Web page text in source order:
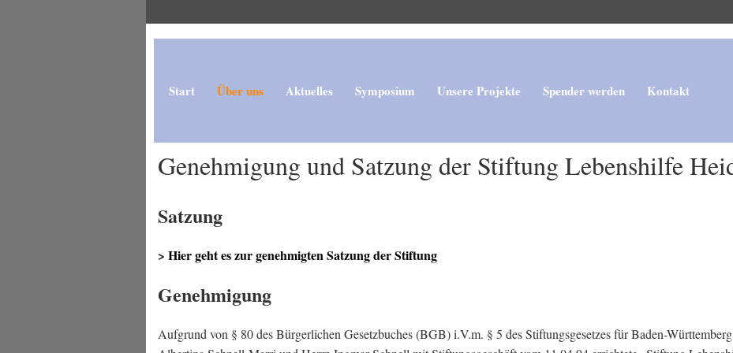
Start Über uns Aktuelles Symposium Unsere Projekte Spender werden Kontakt
Genehmigung und Satzung der Stiftung Lebenshilfe
Satzung
> Hier geht es zur genehmigten Satzung der Stiftung
Genehmigung
Aufgrund von § 80 des Bürgerlichen Gesetzbuches (BGB) i.V.m. § 5 des Stiftungsgesetzes für Baden-